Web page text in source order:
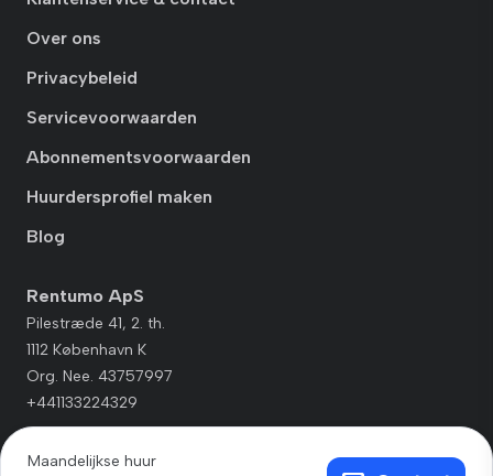
Maandelijkse huur
Over ons
Privacybeleid
Servicevoorwaarden
Abonnementsvoorwaarden
Huurdersprofiel maken
Blog
Rentumo ApS
Pilestræde 41, 2. th.
1112 København K
Org. Nee. 43757997
+441133224329